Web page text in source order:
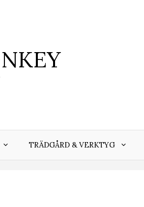
TRÄDGÅRD & VERKTYG